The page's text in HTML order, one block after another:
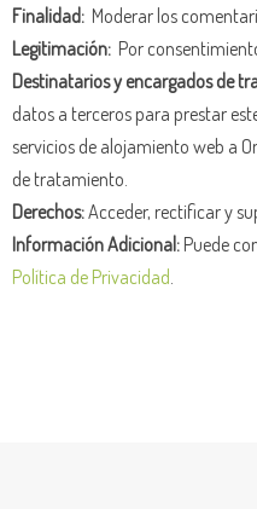
Finalidad: Moderar los
Legitimación: Por
Destinatarios y encargados de
datos a terceros para prestar
servicios de alojamiento web a
de tratamiento.
Derechos:Acceder, rectificar y
Información Adicional:Puede
Política de Privacidad